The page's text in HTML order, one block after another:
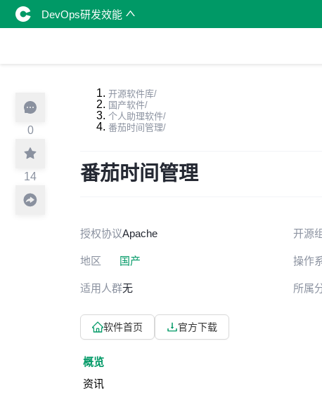
DevOps研发效能
0
14
开源软件库/
国产软件/
个人助理软件/
番茄时间管理/
番茄时间管理
授权协议Apache 开源
地区 国产 操作
适用人群无 所属
软件首页 官方下载
概览
资讯